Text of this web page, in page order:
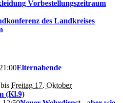
Vorbestellungszeitraum
des Landkreises
Elternabende
bis Freitag 17. Oktober
(Kl.9)